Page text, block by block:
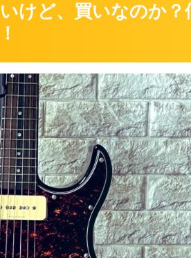
けど、買いなのか？